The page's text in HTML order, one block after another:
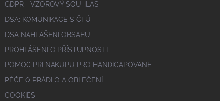
GDPR - VZOROVÝ SOUHLAS
DSA; KOMUNIKACE S ČTÚ
DSA NAHLÁŠENÍ OBSAHU
PROHLÁŠENÍ O PŘÍSTUPNOSTI
POMOC PŘI NÁKUPU PRO HANDICAPOVANÉ
PÉČE O PRÁDLO A OBLEČENÍ
COOKIES